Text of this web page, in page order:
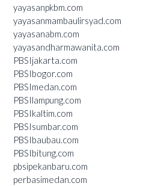
yayasanpkbm.com
yayasanmambaulirsyad.com
yayasanabm.com
yayasandharmawanita.com
PBSIjakarta.com
PBSIbogor.com
PBSImedan.com
PBSIlampung.com
PBSIkaltim.com
PBSIsumbar.com
PBSIbaubau.com
PBSIbitung.com
pbsipekanbaru.com
perbasimedan.com